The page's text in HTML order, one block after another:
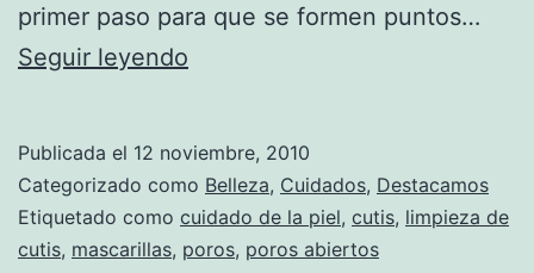
primer paso para que se formen puntos…
Seguir leyendo
los
poros
Publicada el 12 noviembre, 2010
Categorizado como Belleza, Cuidados, Destacamos
Etiquetado como cuidado de la piel, cutis, limpieza de
cutis, mascarillas, poros, poros abiertos